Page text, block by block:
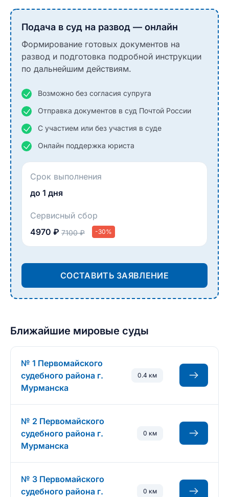
Подача в суд на развод — онлайн
Формирование готовых документов на
развод и подготовка подробной инструкции
по дальнейшим действиям.
Возможно без согласия супруга
Отправка документов в суд Почтой России
С участием или без участия в суде
Онлайн поддержка юриста
Срок выполнения
до 1 дня
Сервисный сбор
4970 ₽ 7100 ₽ -30%
СОСТАВИТЬ ЗАЯВЛЕНИЕ
Ближайшие мировые суды
№ 1 Первомайского
судебного района г.
Мурманска
0.4 км
№ 2 Первомайского
судебного района г.
Мурманска
0 км
№ 3 Первомайского
судебного района г.
0 км